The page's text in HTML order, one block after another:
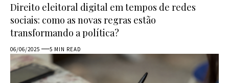
Direito eleitoral digital em tempos de redes
sociais: como as novas regras estão
transformando a política?
06/06/2025 5 MIN READ